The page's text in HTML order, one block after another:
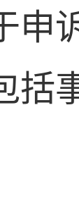
申
括